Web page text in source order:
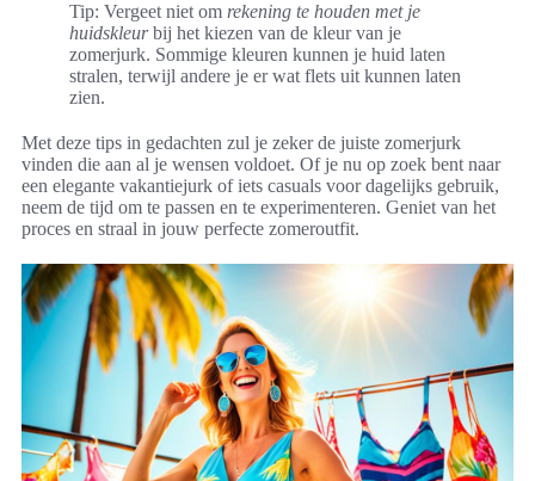
Tip: Vergeet niet om rekening te houden met je
huidskleurbij het kiezen van de kleur van je
zomerjurk. Sommige kleuren kunnen je huid laten
stralen, terwijl andere je er wat flets uit kunnen laten
zien.
Met deze tips in gedachten zul je zeker de juiste zomerjurk
vinden die aan al je wensen voldoet. Of je nu op zoek bent naar
een elegante vakantiejurk of iets casuals voor dagelijks gebruik,
neem de tijd om te passen en te experimenteren. Geniet van het
proces en straal in jouw perfecte zomeroutfit.